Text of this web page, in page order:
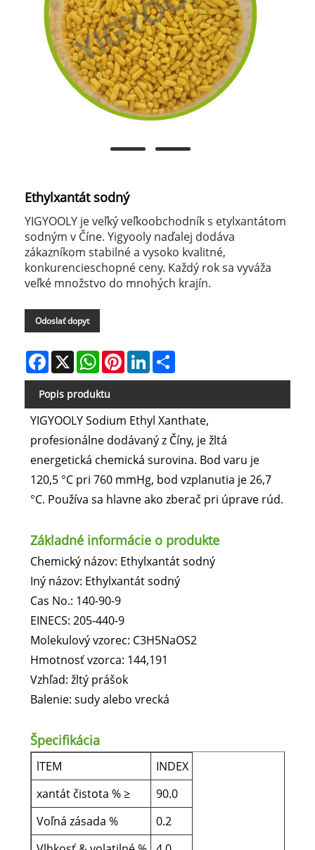
Ethylxantát sodný
YIGYOOLY je veľký veľkoobchodník s etylxantátom
sodným v Číne. Yigyooly naďalej dodáva
zákazníkom stabilné a vysoko kvalitné,
konkurencieschopné ceny. Každý rok sa vyváža
veľké množstvo do mnohých krajín.
Odoslať dopyt
Facebook
X WhatsAppPinterestLinkedIn
Popis produktu
YIGYOOLY Sodium Ethyl Xanthate,
profesionálne dodávaný z Číny, je žltá
energetická chemická surovina. Bod varu je
120,5 °C pri 760 mmHg, bod vzplanutia je 26,7
°C. Používa sa hlavne ako zberač pri úprave rúd.
Základné informácie o produkte
Chemický názov: Ethylxantát sodný
Iný názov: Ethylxantát sodný
Cas No.: 140-90-9
EINECS: 205-440-9
Molekulový vzorec: C3H5NaOS2
Hmotnosť vzorca: 144,191
Vzhľad: žltý prášok
Balenie: sudy alebo vrecká
Špecifikácia
lTEM
INDEX
xantát čistota % ≥
90.0
Voľná ​​zásada %
0.2